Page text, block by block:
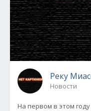
Реку
Новости
На первом в этом